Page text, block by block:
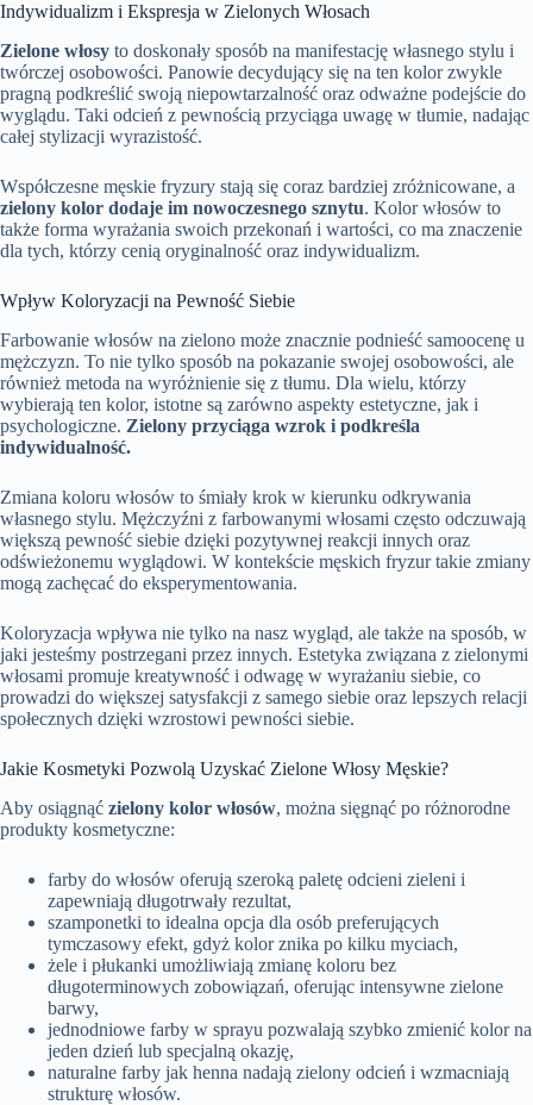
Indywidualizm i Ekspresja w Zielonych Włosach
Zielone włosy to doskonały sposób na manifestację własnego stylu i
twórczej osobowości. Panowie decydujący się na ten kolor zwykle
pragną podkreślić swoją niepowtarzalność oraz odważne podejście do
wyglądu. Taki odcień z pewnością przyciąga uwagę w tłumie, nadając
całej stylizacji wyrazistość.
Współczesne męskie fryzury stają się coraz bardziej zróżnicowane, a
zielony kolor dodaje im nowoczesnego sznytu. Kolor włosów to
także forma wyrażania swoich przekonań i wartości, co ma znaczenie
dla tych, którzy cenią oryginalność oraz indywidualizm.
Wpływ Koloryzacji na Pewność Siebie
Farbowanie włosów na zielono może znacznie podnieść samoocenę u
mężczyzn. To nie tylko sposób na pokazanie swojej osobowości, ale
również metoda na wyróżnienie się z tłumu. Dla wielu, którzy
wybierają ten kolor, istotne są zarówno aspekty estetyczne, jak i
psychologiczne. Zielony przyciąga wzrok i podkreśla
indywidualność.
Zmiana koloru włosów to śmiały krok w kierunku odkrywania
własnego stylu. Mężczyźni z farbowanymi włosami często odczuwają
większą pewność siebie dzięki pozytywnej reakcji innych oraz
odświeżonemu wyglądowi. W kontekście męskich fryzur takie zmiany
mogą zachęcać do eksperymentowania.
Koloryzacja wpływa nie tylko na nasz wygląd, ale także na sposób, w
jaki jesteśmy postrzegani przez innych. Estetyka związana z zielonymi
włosami promuje kreatywność i odwagę w wyrażaniu siebie, co
prowadzi do większej satysfakcji z samego siebie oraz lepszych relacji
społecznych dzięki wzrostowi pewności siebie.
Jakie Kosmetyki Pozwolą Uzyskać Zielone Włosy Męskie?
Aby osiągnąć zielony kolor włosów, można sięgnąć po różnorodne
produkty kosmetyczne:
farby do włosów oferują szeroką paletę odcieni zieleni i
zapewniają długotrwały rezultat,
szamponetki to idealna opcja dla osób preferujących
tymczasowy efekt, gdyż kolor znika po kilku myciach,
żele i płukanki umożliwiają zmianę koloru bez
długoterminowych zobowiązań, oferując intensywne zielone
barwy,
jednodniowe farby w sprayu pozwalają szybko zmienić kolor na
jeden dzień lub specjalną okazję,
naturalne farby jak henna nadają zielony odcień i wzmacniają
strukturę włosów.